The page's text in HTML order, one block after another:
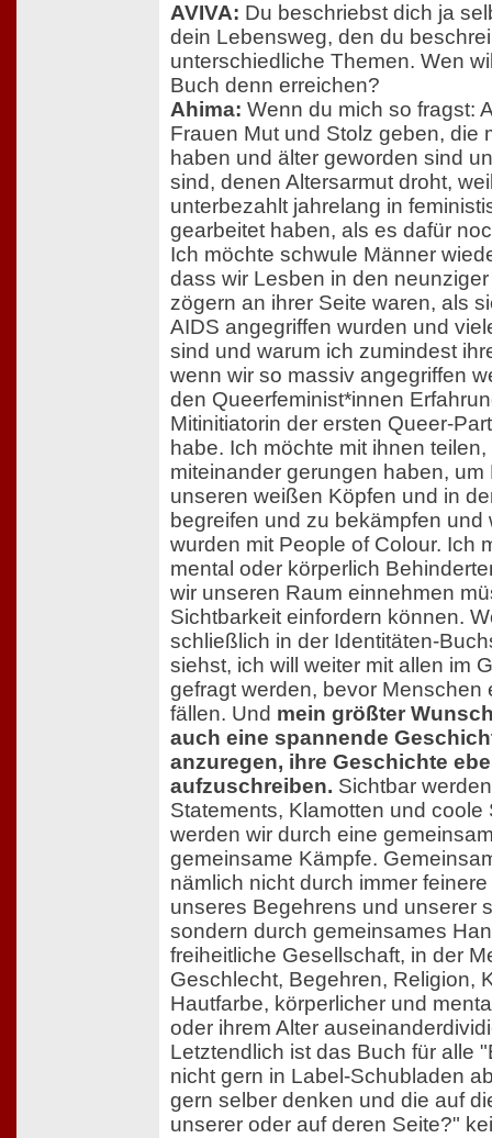
AVIVA: Du beschriebst dich ja
dein Lebensweg, den du
unterschiedliche Themen. Wen
Buch denn erreichen?
Ahima: Wenn du mich so fragst:
Frauen Mut und Stolz geben, die
haben und älter geworden sind
sind, denen Altersarmut droht,
unterbezahlt jahrelang in
gearbeitet haben, als es dafür
Ich möchte schwule Männer
dass wir Lesben in den
zögern an ihrer Seite waren, als
AIDS angegriffen wurden und
sind und warum ich zumindest
wenn wir so massiv angegriffen
den Queerfeminist*innen
Mitinitiatorin der ersten Queer-
habe. Ich möchte mit ihnen
miteinander gerungen haben, um
unseren weißen Köpfen und in
begreifen und zu bekämpfen und
wurden mit People of Colour. Ich
mental oder körperlich
wir unseren Raum einnehmen
Sichtbarkeit einfordern können.
schließlich in der Identitäten-
siehst, ich will weiter mit allen im
gefragt werden, bevor Menschen
fällen. Und mein größter
auch eine spannende
anzuregen, ihre Geschichte
aufzuschreiben. Sichtbar
Statements, Klamotten und coole
werden wir durch eine
gemeinsame Kämpfe.
nämlich nicht durch immer
unseres Begehrens und unserer
sondern durch gemeinsames
freiheitliche Gesellschaft, in der
Geschlecht, Begehren, Religion,
Hautfarbe, körperlicher und
oder ihrem Alter
Letztendlich ist das Buch für alle
nicht gern in Label-Schubladen
gern selber denken und die auf
unserer oder auf deren Seite?"